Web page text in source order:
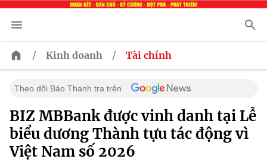
/ Kinh doanh / Tài chính
Theo dõi Báo Thanh tra trên
BIZ MBBank được vinh danh tại Lễ
biểu dương Thành tựu tác động vì
Việt Nam số 2026